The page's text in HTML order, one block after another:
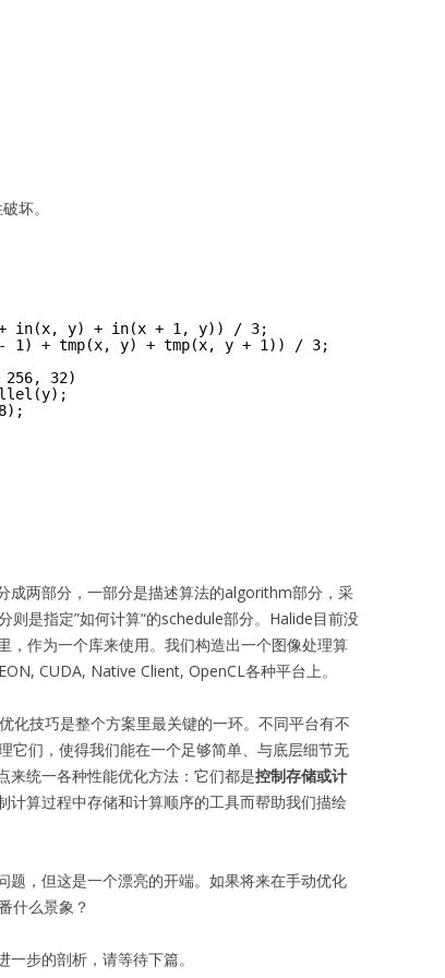
坏。
in(x, y) + in(x + 1, y)) / 3;
1) + tmp(x, y) + tmp(x, y + 1)) / 3;
32)
成两部分，一部分是描述算法的algorithm部分，采
是指定”如何计算“的schedule部分。Halide目前没
，作为一个库来使用。我们构造出一个图像处理算
CUDA, Native Client, OpenCL各种平台上。
化技巧是整个方案里最关键的一环。不同平台有不
它们，使得我们能在一个足够简单、与底层细节无
来统一各种性能优化方法：它们都是控制存储或计
计算过程中存储和计算顺序的工具而帮助我们描绘
，但这是一个漂亮的开端。如果将来在手动优化
什么景象？
步的剖析，请等待下篇。